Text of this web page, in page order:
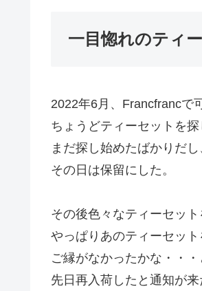
一目惚れのティ
2022年6月、Francfrancで
ちょうどティーセットを
まだ探し始めたばかりだ
その日は保留にした。
その後色々なティーセッ
やっぱりあのティーセッ
ご縁がなかったかな・・
先日再入荷したと通知が来